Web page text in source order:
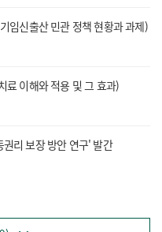
임신출산 민관 정책 현황과 과제)
료 이해와 적용 및 그 효과)
리 보장 방안 연구' 발간